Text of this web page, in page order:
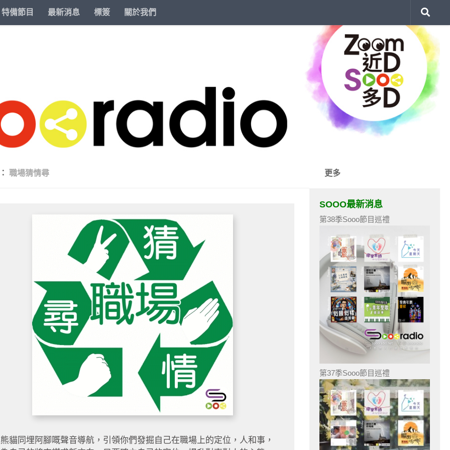
特備節目 最新消息 標簽 關於我們
職場猜情尋
貓同埋阿腳嘅聲音導航，引領你們發掘自己在職場上的定位，人和事，
更多
SOOO最新消息
第38季Sooo節目巡禮
第37季Sooo節目巡禮